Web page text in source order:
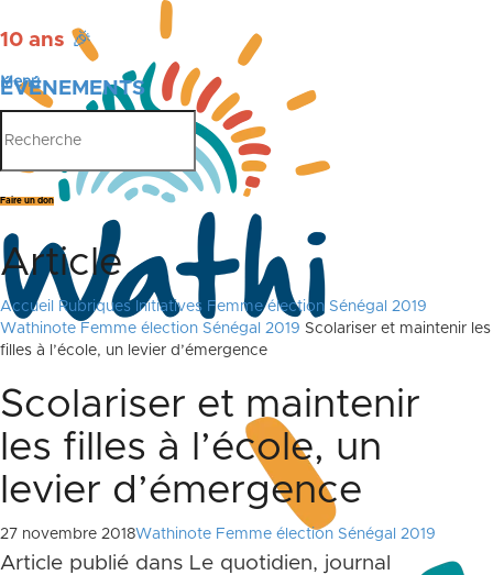
10 ans 🎉
ÉVÉNEMENTS
PUBLICATIONS
Menu
Faire un don
Article
Accueil Rubriques Initiatives Femme élection Sénégal 2019
Wathinote Femme élection Sénégal 2019 Scolariser et maintenir les
filles à l’école, un levier d’émergence
Scolariser et maintenir
les filles à l’école, un
levier d’émergence
27 novembre 2018Wathinote Femme élection Sénégal 2019
Article publié dans Le quotidien, journal